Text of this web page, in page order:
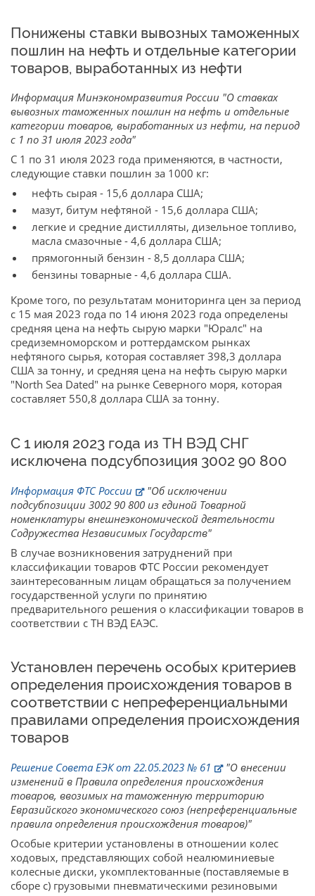
Понижены ставки вывозных таможенных
пошлин на нефть и отдельные категории
товаров, выработанных из нефти
Информация Минэкономразвития России "О ставках
вывозных таможенных пошлин на нефть и отдельные
категории товаров, выработанных из нефти, на период
с 1 по 31 июля 2023 года"
С 1 по 31 июля 2023 года применяются, в частности,
следующие ставки пошлин за 1000 кг:
нефть сырая - 15,6 доллара США;
мазут, битум нефтяной - 15,6 доллара США;
легкие и средние дистилляты, дизельное топливо,
масла смазочные - 4,6 доллара США;
прямогонный бензин - 8,5 доллара США;
бензины товарные - 4,6 доллара США.
Кроме того, по результатам мониторинга цен за период
с 15 мая 2023 года по 14 июня 2023 года определены
средняя цена на нефть сырую марки "Юралс" на
средиземноморском и роттердамском рынках
нефтяного сырья, которая составляет 398,3 доллара
США за тонну, и средняя цена на нефть сырую марки
"North Sea Dated" на рынке Северного моря, которая
составляет 550,8 доллара США за тонну.
С 1 июля 2023 года из ТН ВЭД СНГ
исключена подсубпозиция 3002 90 800
Информация ФТС России
"Об исключении
подсубпозиции 3002 90 800 из единой Товарной
номенклатуры внешнеэкономической деятельности
Содружества Независимых Государств"
В случае возникновения затруднений при
классификации товаров ФТС России рекомендует
заинтересованным лицам обращаться за получением
государственной услуги по принятию
предварительного решения о классификации товаров в
соответствии с ТН ВЭД ЕАЭС.
Установлен перечень особых критериев
определения происхождения товаров в
соответствии с непреференциальными
правилами определения происхождения
товаров
Решение Совета ЕЭК от 22.05.2023 № 61
"О внесении
изменений в Правила определения происхождения
товаров, ввозимых на таможенную территорию
Евразийского экономического союз (непреференциальные
правила определения происхождения товаров)"
Особые критерии установлены в отношении колес
ходовых, представляющих собой неалюминиевые
колесные диски, укомплектованные (поставляемые в
сборе с) грузовыми пневматическими резиновыми